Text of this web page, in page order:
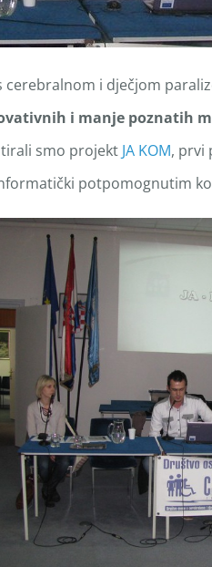
i dječjom
i manje poznatih
smo projekt JA KOM, prvi
potpomognutim